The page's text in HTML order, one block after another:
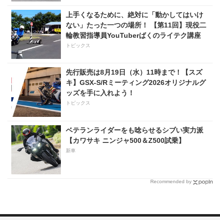
上手くなるために、絶対に「動かしてはいけ
ない」たった一つの場所！ 【第11回】現役二
輪教習指導員YouTuberばくのライテク講座
トピックス
先行販売は8月19日（水）11時まで！【スズ
キ】GSX-S/Rミーティング2026オリジナルグ
ッズを手に入れよう！
トピックス
ベテランライダーをも唸らせるシブい実力派
【カワサキ ニンジャ500＆Z500試乗】
新車
Recommended by